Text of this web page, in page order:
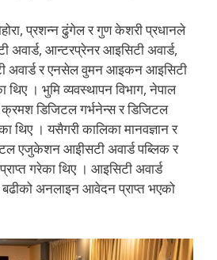
प्रशन्न ढुंगेल र गुण केशरी प्रधानले
अवार्ड, आन्टरप्रेनर आइसिटी अवार्ड,
अवार्ड र एनसेल वुमन आइकन आइसिटी
थिए । भुमि व्यवस्थापन विभाग, नेपाल
क्रमश डिजिटल गर्भनेन्स र डिजिटल
थिए । यसैगरी कालिका मानवज्ञान र
एजुकेशन आइीसटी अवार्ड पब्लिक र
गरेका थिए । आइसिटी अवार्ड
अनलाइन आवेदन प्राप्त भएको